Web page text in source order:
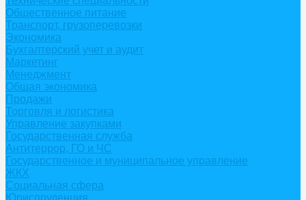
Общественное питание
Транспорт, грузоперевозки
Экономика
Бухгалтерский учет и аудит
Маркетинг
Менеджмент
Общая экономика
Продажи
Торговля и логистика
Управление закупками
Государственная служба
Антитеррор, ГО и ЧС
Государственное и муниципальное управление
ЖКХ
Социальная сфера
Юриспруденция